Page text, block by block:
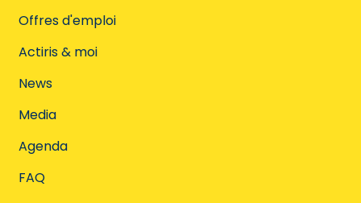
Offres d'emploi
Actiris & moi
News
Media
Agenda
FAQ